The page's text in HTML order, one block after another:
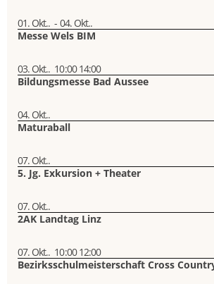
01. Okt.. - 04. Okt..
Messe Wels BIM
03. Okt.. 10:0014:00
Bildungsmesse Bad Aussee
04. Okt..
Maturaball
07. Okt..
5. Jg. Exkursion + Theater
07. Okt..
2AK Landtag Linz
07. Okt.. 10:0012:00
Bezirksschulmeisterschaft Cross